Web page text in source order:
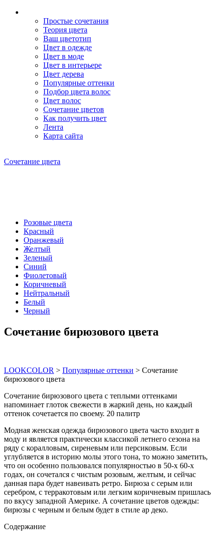
Простые сочетания
Теория цвета
Ваш цветотип
Цвет в одежде
Цвет в моде
Цвет в интерьере
Цвет дерева
Популярные оттенки
Подбор цвета волос
Цвет волос
Сочетание цветов
Как получить цвет
Лента
Карта сайта
Сочетание цвета
Розовые цвета
Красный
Оранжевый
Желтый
Зеленый
Синий
Фиолетовый
Коричневый
Нейтральный
Белый
Черный
Сочетание бирюзового цвета
LOOKCOLOR > Популярные оттенки > Сочетание
бирюзового цвета
Сочетание бирюзового цвета с теплыми оттенками
напоминает глоток свежести в жаркий день, но каждый
оттенок сочетается по своему. 20 палитр
Модная женская одежда бирюзового цвета часто входит в
моду и является практически классикой летнего сезона на
ряду с коралловым, сиреневым или персиковым. Если
углубляется в историю молы этого тона, то можно заметить,
что он особенно пользовался популярностью в 50-х 60-х
годах, он сочетался с чистым розовым, желтым, и сейчас
данная пара будет навеивать ретро. Бирюза с серым или
серебром, с терракотовым или легким коричневым пришлась
по вкусу западной Америке. А сочетание цветов одежды:
бирюзы с черным и белым будет в стиле ар деко.
Содержание